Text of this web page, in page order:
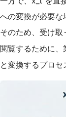
への変換が必要な
そのため、受け取
閲覧するために、
と変換するプロセ